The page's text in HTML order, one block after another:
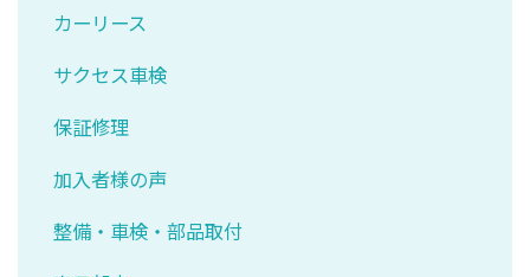
カーリース
サクセス車検
保証修理
加入者様の声
整備・車検・部品取付